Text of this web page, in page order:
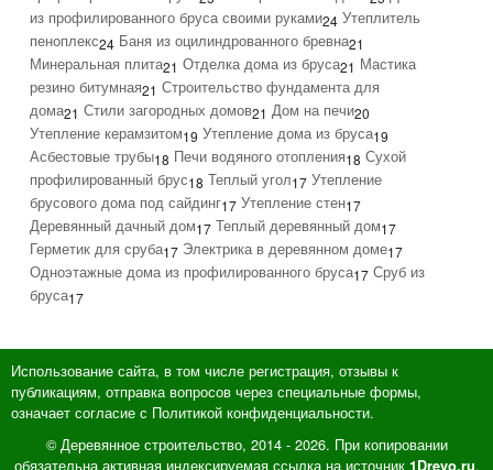
из профилированного бруса своими руками24 Утеплитель
пеноплекс24 Баня из оцилиндрованного бревна21
Минеральная плита21 Отделка дома из бруса21 Мастика
резино битумная21 Строительство фундамента для
дома21 Стили загородных домов21 Дом на печи20
Утепление керамзитом19 Утепление дома из бруса19
Асбестовые трубы18 Печи водяного отопления18 Сухой
профилированный брус18 Теплый угол17 Утепление
брусового дома под сайдинг17 Утепление стен17
Деревянный дачный дом17 Теплый деревянный дом17
Герметик для сруба17 Электрика в деревянном доме17
Одноэтажные дома из профилированного бруса17 Сруб из
бруса17
Использование сайта, в том числе регистрация, отзывы к
публикациям, отправка вопросов через специальные формы,
означает согласие с Политикой конфиденциальности.
© Деревянное строительство, 2014 - 2026. При копировании
обязательна активная индексируемая ссылка на источник 1Drevo.ru.